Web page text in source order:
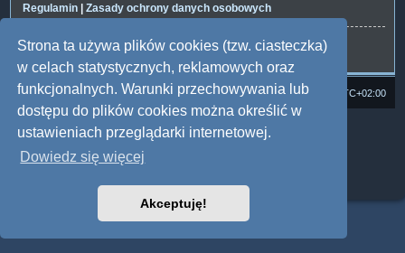
Strona ta używa plików cookies (tzw. ciasteczka)
w celach statystycznych, reklamowych oraz
funkcjonalnych. Warunki przechowywania lub
dostępu do plików cookies można określić w
ustawieniach przeglądarki internetowej.
Dowiedz się więcej
Akceptuję!
Regulamin | Zasady ochrony danych osobowych
Zarejestruj się
Strona domowa Forum Satedu Strefa czasowa UTC+02:00
Technologię dostarcza phpBB® Forum Software © phpBB Limited
Polski pakiet językowy dostarcza
phpBB.pl
Style: Multi Design by Joyce&Luna
Zasady ochrony danych osobowych